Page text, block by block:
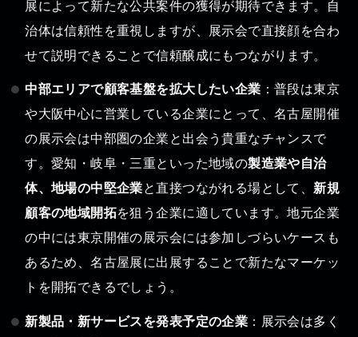
展によって新たな公共案件の獲得が期待できます。自
治体は信頼性を重視しますが、展示会で直接顔を合わ
せて説明できることで信頼醸成にもつながります。
中部エリアで顧客基盤を拡大したい企業 ：普段は東京
や大阪中心に営業している企業にとって、名古屋開催
の展示会は中部圏の企業と出会う貴重なチャンスで
す。愛知・岐阜・三重といった地域の製造業や自治
体、地場の中堅企業と直接つながれる場として、 新規
顧客の地域開拓を狙う企業に適しています。地元企業
の中には東京開催の展示会には参加しづらいケースも
あるため、名古屋展に出展することで新たなマーケッ
トを開拓できるでしょう。
新製品・新サービスを発表予定の企業 ：展示会は多く